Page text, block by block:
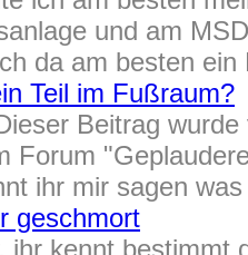
und am
da am besten ein
Teil im Fußraum?
Beitrag
Forum
ihr mir sagen
geschmort
ihr kennt bestimmt